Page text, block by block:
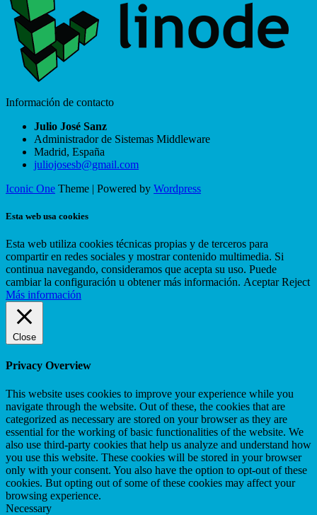
Información de contacto
Julio José Sanz
Administrador de Sistemas Middleware
Madrid, España
juliojosesb@gmail.com
Iconic One Theme | Powered by Wordpress
Esta web usa cookies
Esta web utiliza cookies técnicas propias y de terceros para
compartir en redes sociales y mostrar contenido multimedia. Si
continua navegando, consideramos que acepta su uso. Puede
cambiar la configuración u obtener más información. Aceptar Reject
Más información
Close
Privacy Overview
This website uses cookies to improve your experience while you
navigate through the website. Out of these, the cookies that are
categorized as necessary are stored on your browser as they are
essential for the working of basic functionalities of the website. We
also use third-party cookies that help us analyze and understand how
you use this website. These cookies will be stored in your browser
only with your consent. You also have the option to opt-out of these
cookies. But opting out of some of these cookies may affect your
browsing experience.
Necessary